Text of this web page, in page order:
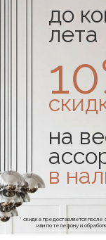
до
лета
на
в
* скидка предоставляется
или по телефону и